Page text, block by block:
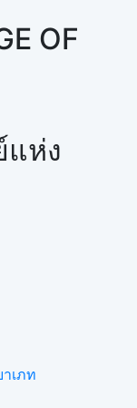
OF
แห่ง
เภท